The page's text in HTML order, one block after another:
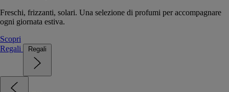
Freschi, frizzanti, solari. Una selezione di profumi per accompagnare
ogni giornata estiva.
Scopri
Regali
Regali